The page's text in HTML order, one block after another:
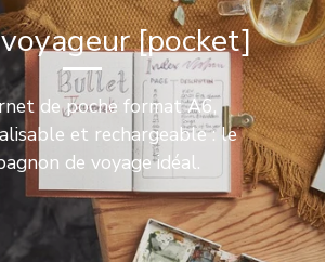
[pocket]
de poche format A6,
et rechargeable : le
de voyage idéal.